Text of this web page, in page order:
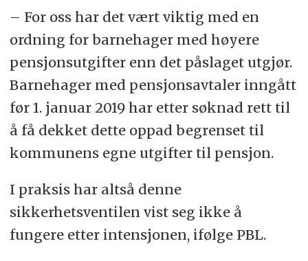
– For oss har det vært viktig med en
ordning for barnehager med høyere
pensjonsutgifter enn det påslaget utgjør.
Barnehager med pensjonsavtaler inngått
før 1. januar 2019 har etter søknad rett til
å få dekket dette oppad begrenset til
kommunens egne utgifter til pensjon.
I praksis har altså denne
sikkerhetsventilen vist seg ikke å
fungere etter intensjonen, ifølge PBL.